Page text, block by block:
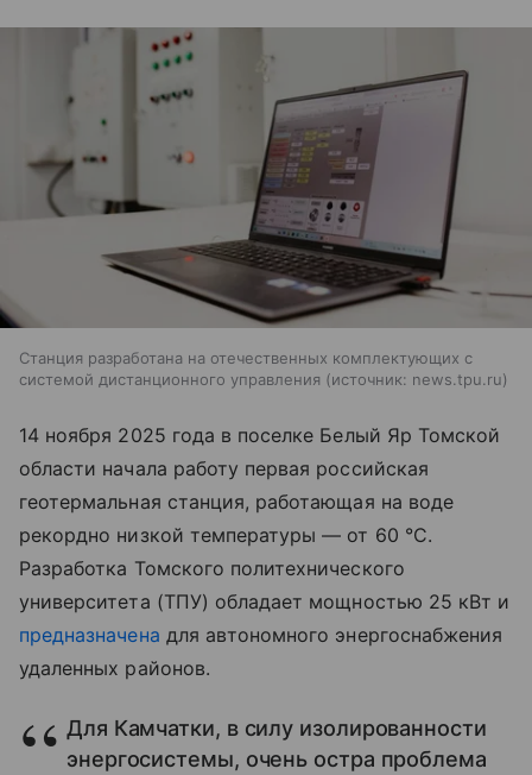
Станция разработана на отечественных комплектующих с
системой дистанционного управления
источник: news.tpu.ru
14 ноября 2025 года в поселке Белый Яр Томской
области начала работу первая российская
геотермальная станция, работающая на воде
рекордно низкой температуры — от 60 °C.
Разработка Томского политехнического
университета (ТПУ) обладает мощностью 25 кВт и
предназначена для автономного энергоснабжения
удаленных районов.
Для Камчатки, в силу изолированности
энергосистемы, очень остра проблема